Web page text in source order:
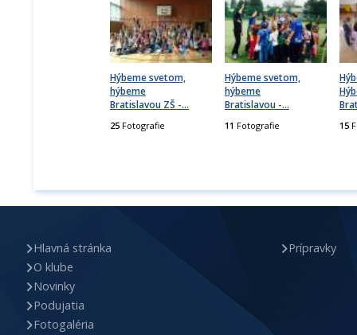
Hýbeme svetom,
hýbeme
Bratislavou ZŠ -…
25Fotografie
Hýbeme svetom,
hýbeme
Bratislavou -…
11 Fotografie 15
Hlavná stránka
O klube
Novinky
Podujatia
Fotogaléria
Prípravky